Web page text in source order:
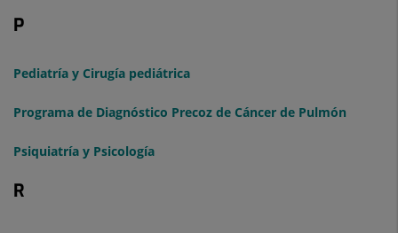
P
Pediatría y Cirugía pediátrica
Programa de Diagnóstico Precoz de Cáncer de Pulmón
Psiquiatría y Psicología
R